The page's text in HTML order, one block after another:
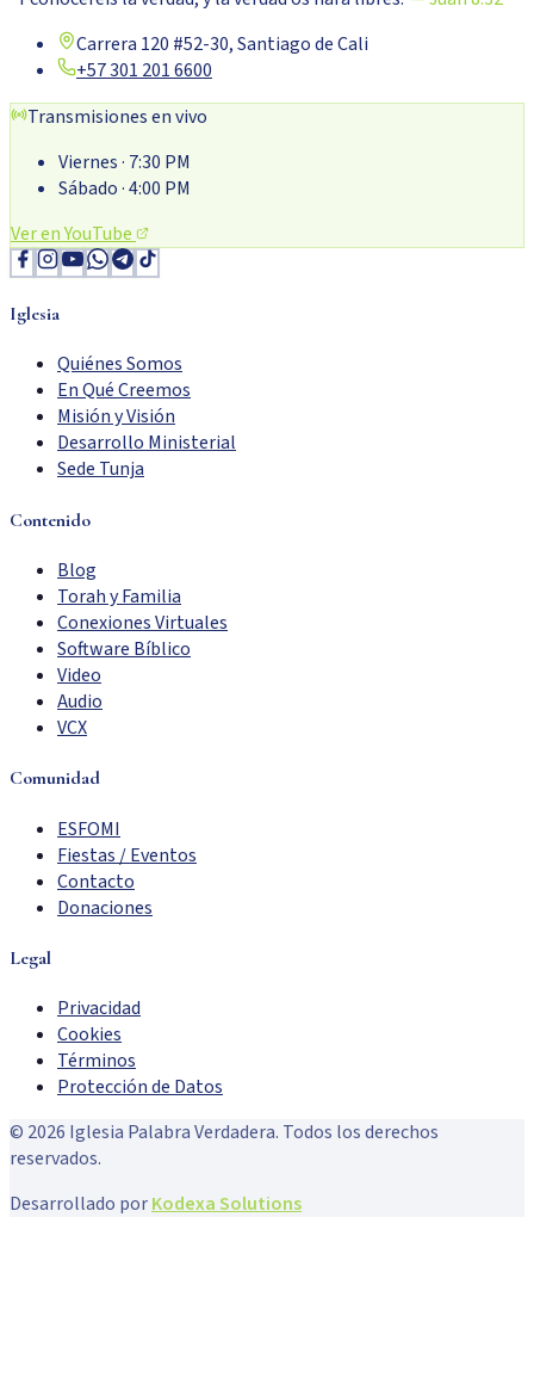
Carrera 120 #52-30, Santiago de Cali
+57 301 201 6600
Transmisiones en vivo
Viernes· 7:30 PM
Sábado· 4:00 PM
Ver en YouTube
Iglesia
Quiénes Somos
En Qué Creemos
Misión y Visión
Desarrollo Ministerial
Sede Tunja
Contenido
Blog
Torah y Familia
Conexiones Virtuales
Software Bíblico
Video
Audio
VCX
Comunidad
ESFOMI
Fiestas / Eventos
Contacto
Donaciones
Legal
Privacidad
Cookies
Términos
Protección de Datos
© 2026 Iglesia Palabra Verdadera. Todos los derechos
reservados.
Desarrollado porKodexa Solutions